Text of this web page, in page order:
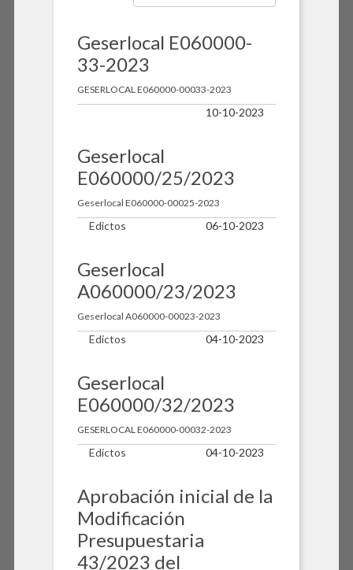
Geserlocal E060000-
33-2023
GESERLOCAL E060000-00033-2023
10-10-2023
Geserlocal
E060000/25/2023
Geserlocal E060000-00025-2023
Edictos 06-10-2023
Geserlocal
A060000/23/2023
Geserlocal A060000-00023-2023
Edictos 04-10-2023
Geserlocal
E060000/32/2023
GESERLOCAL E060000-00032-2023
Edictos 04-10-2023
Aprobación inicial de la
Modificación
Presupuestaria
43/2023 del